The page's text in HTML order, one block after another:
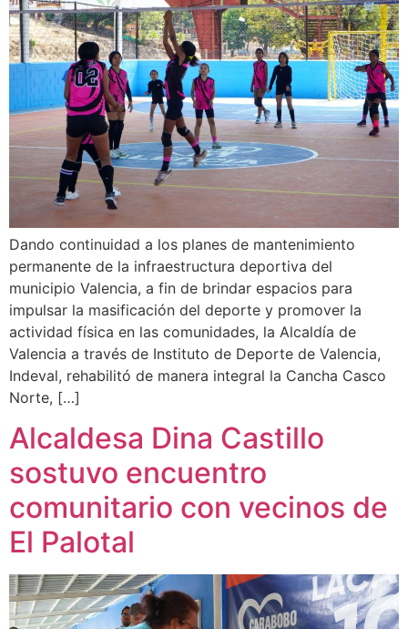
Dando continuidad a los planes de mantenimiento
permanente de la infraestructura deportiva del
municipio Valencia, a fin de brindar espacios para
impulsar la masificación del deporte y promover la
actividad física en las comunidades, la Alcaldía de
Valencia a través de Instituto de Deporte de Valencia,
Indeval, rehabilitó de manera integral la Cancha Casco
Norte, […]
Alcaldesa Dina Castillo
sostuvo encuentro
comunitario con vecinos de
El Palotal